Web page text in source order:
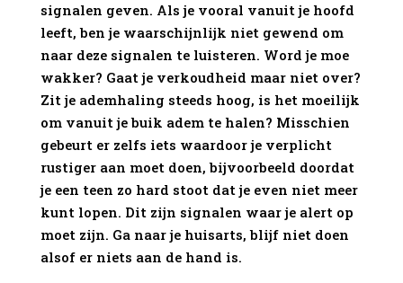
signalen geven. Als je vooral vanuit je hoofd
leeft, ben je waarschijnlijk niet gewend om
naar deze signalen te luisteren. Word je moe
wakker? Gaat je verkoudheid maar niet over?
Zit je ademhaling steeds hoog, is het moeilijk
om vanuit je buik adem te halen? Misschien
gebeurt er zelfs iets waardoor je verplicht
rustiger aan moet doen, bijvoorbeeld doordat
je een teen zo hard stoot dat je even niet meer
kunt lopen. Dit zijn signalen waar je alert op
moet zijn. Ga naar je huisarts, blijf niet doen
alsof er niets aan de hand is.